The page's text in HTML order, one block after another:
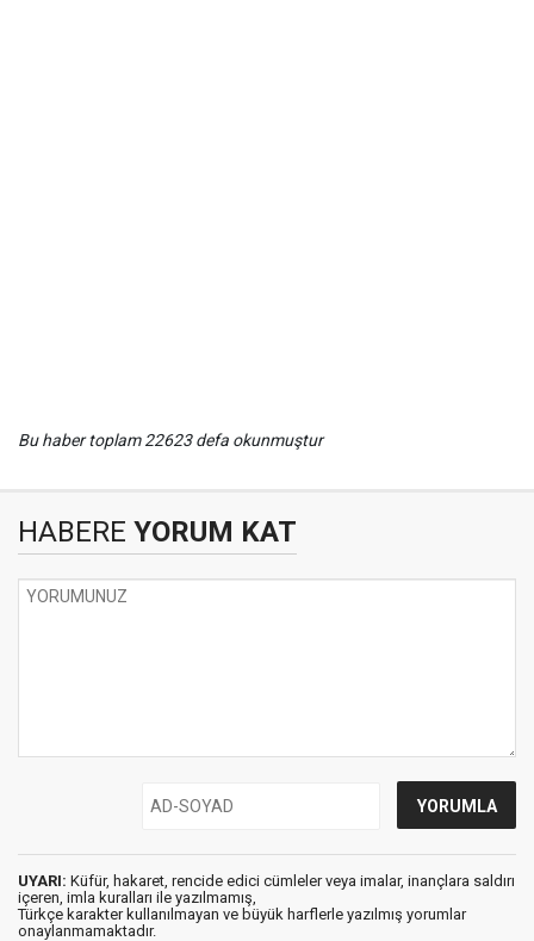
Bu haber toplam 22623 defa okunmuştur
HABERE YORUM KAT
UYARI: Küfür, hakaret, rencide edici cümleler veya imalar, inançlara saldırı
içeren, imla kuralları ile yazılmamış,
Türkçe karakter kullanılmayan ve büyük harflerle yazılmış yorumlar
onaylanmamaktadır.